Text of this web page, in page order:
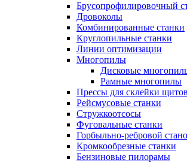
Брусопрофилировочный
Дровоколы
Комбинированные станки
Круглопильные станки
Линии оптимизации
Многопилы
Дисковые
Рамные многопилы
Прессы для склейки щитов
Рейсмусовые станки
Стружкоотсосы
Фуговальные станки
Горбыльно-ребровой
Кромкообрезные станки
Бензиновые пилорамы